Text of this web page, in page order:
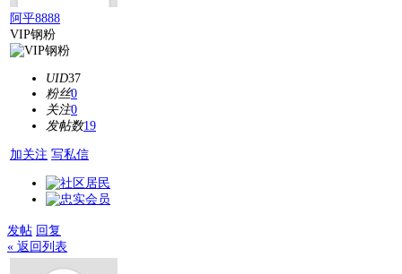
阿平8888
VIP钢粉
UID37
粉丝0
关注0
发帖数19
加关注 写私信
发帖 回复
« 返回列表